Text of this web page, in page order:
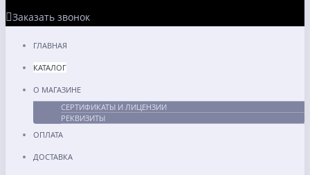
Заказать звонок
ГЛАВНАЯ
КАТАЛОГ
О МАГАЗИНЕ
СЕРТИФИКАТЫ И ЛИЦЕНЗИИ
РЕКВИЗИТЫ
ОПЛАТА
ДОСТАВКА